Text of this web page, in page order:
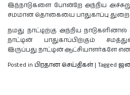
இந்நாடுகளை போன்றே அந்நிய
சமமான தொகையை பாதுகாப்பு
நமது நாட்டிற்கு அந்நிய
நாட்டின் பாதுகாப்பிற்கும்
இருப்பது நாட்டின் ஆட்சியாளர்களே என
Posted in பிரதான செய்திகள்| Tagged